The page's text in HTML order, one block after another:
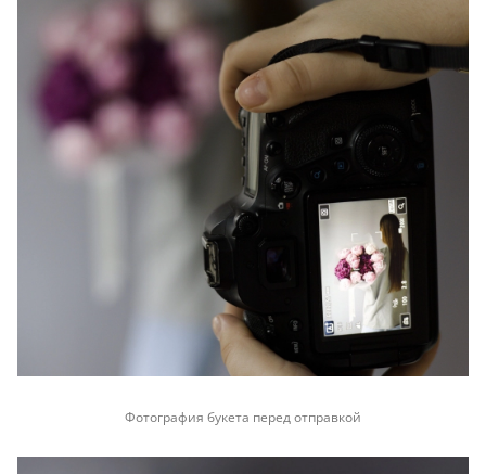
Фотография букета перед отправкой